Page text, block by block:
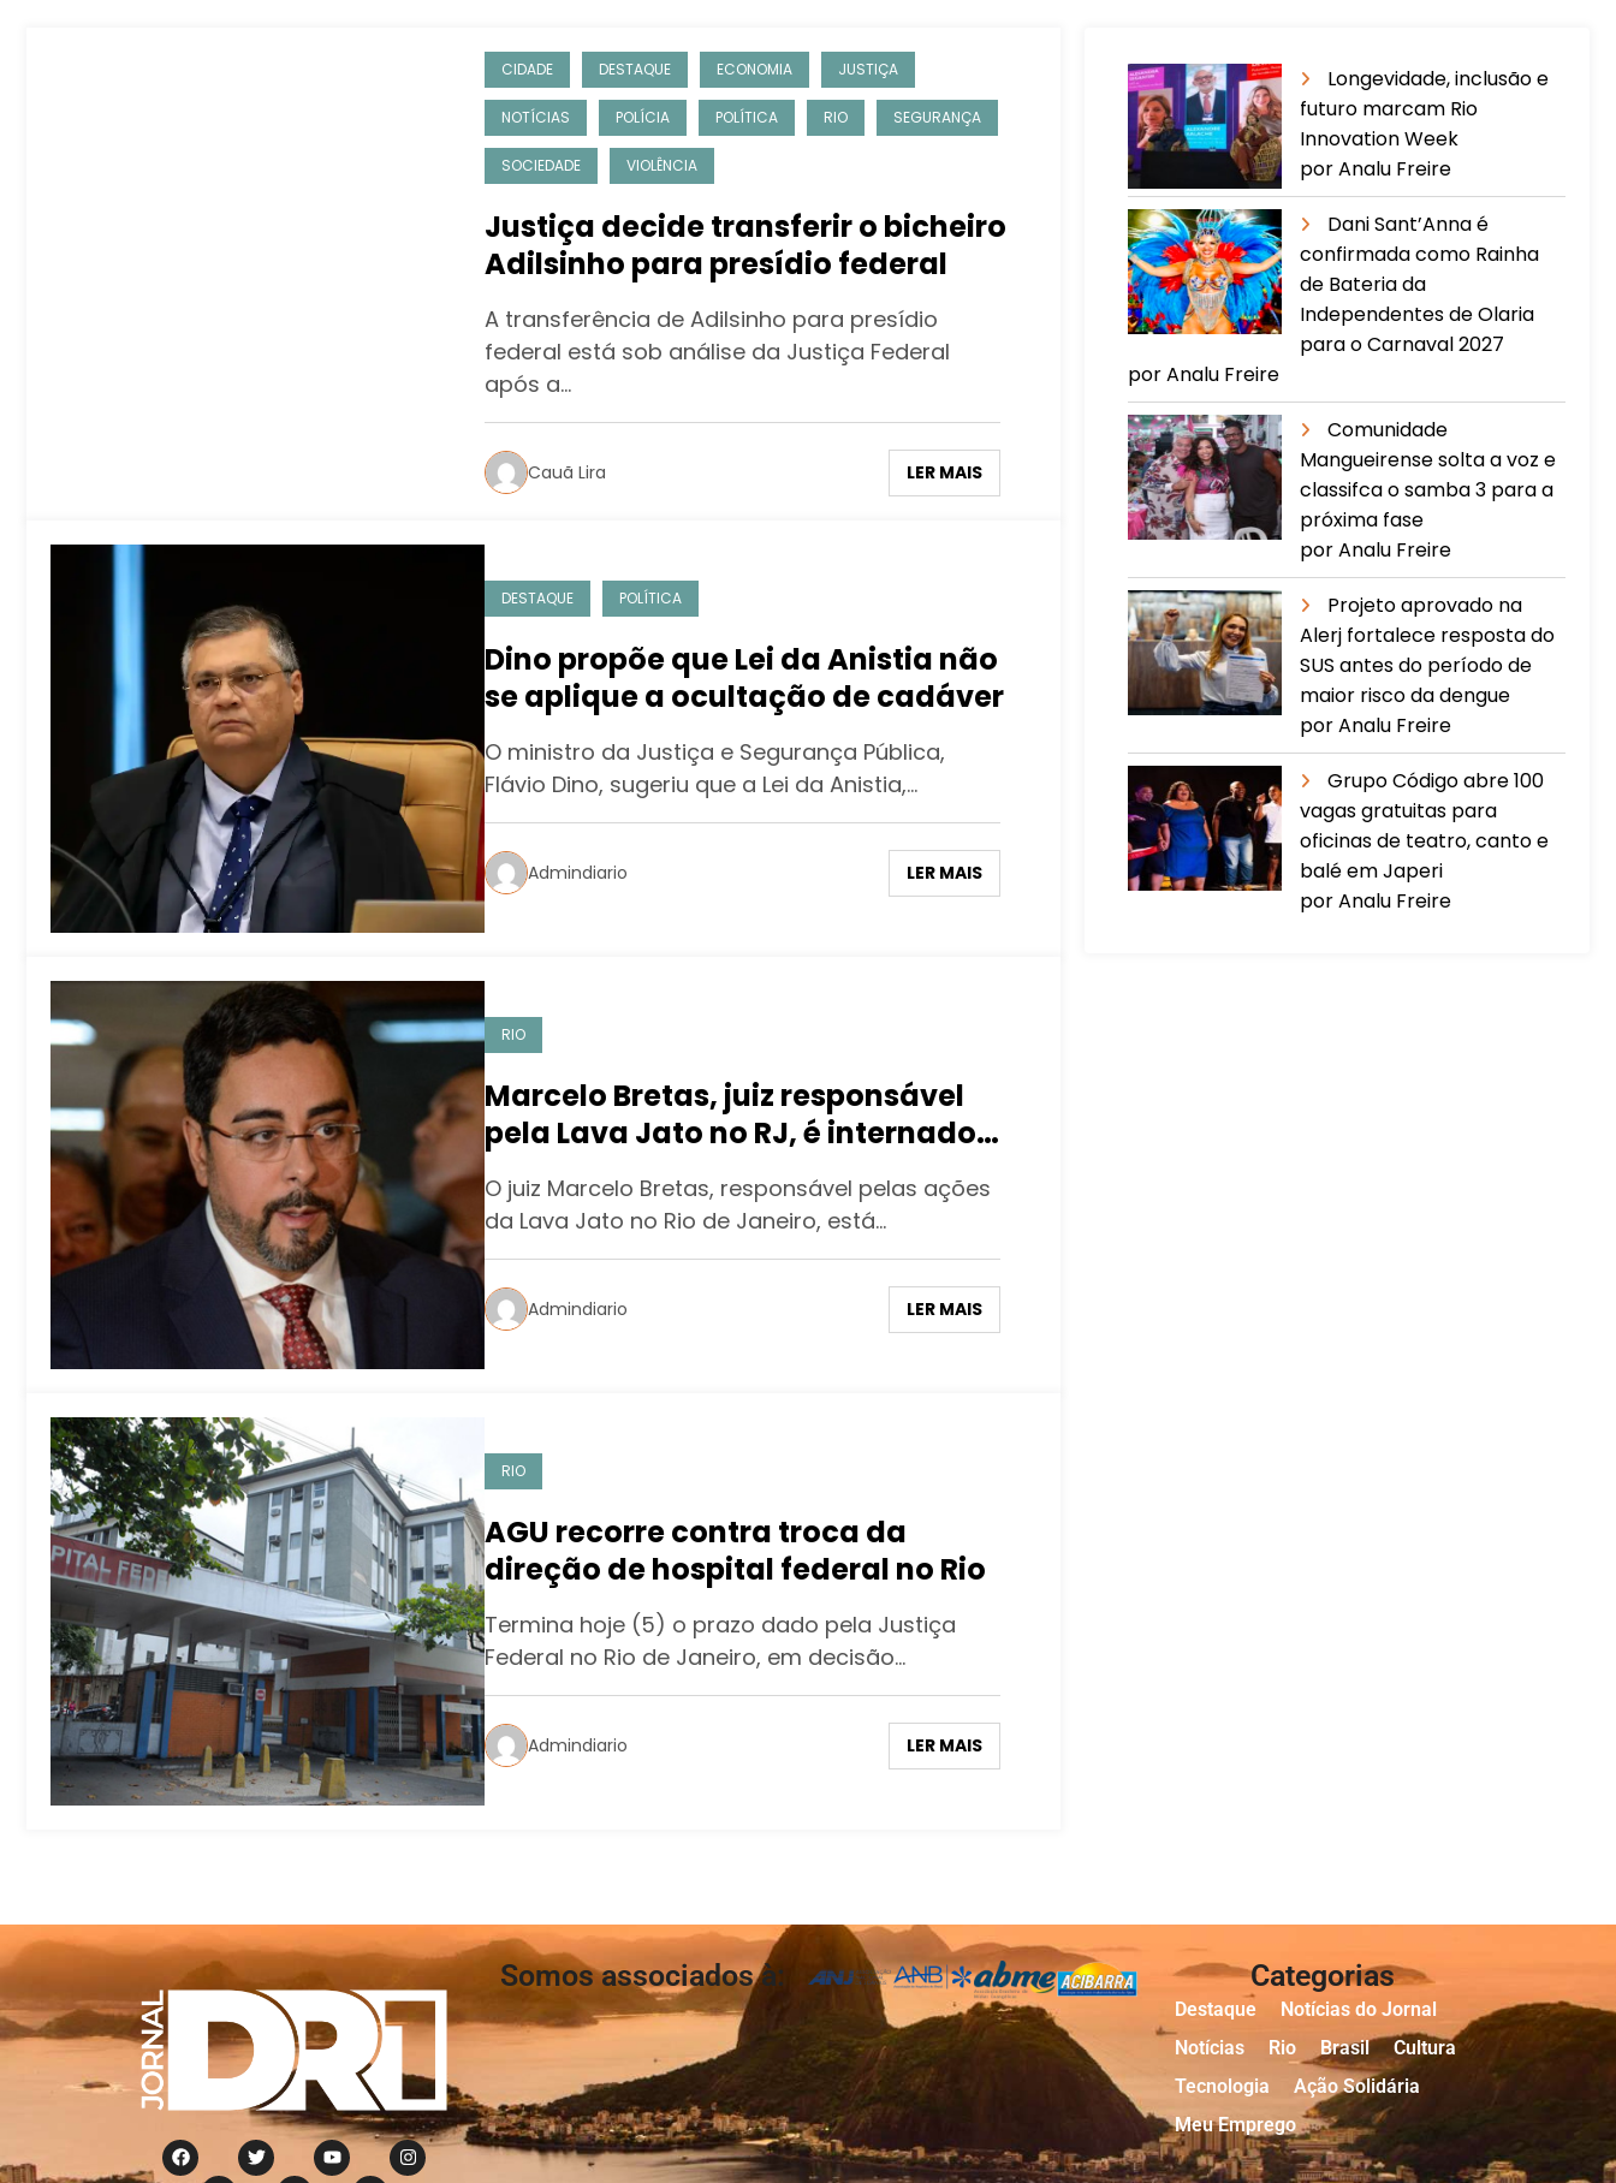
CIDADE DESTAQUE ECONOMIA JUSTIÇA
NOTÍCIAS POLÍCIA POLÍTICA RIO SEGURANÇA
SOCIEDADE VIOLÊNCIA
Justiça decide transferir o bicheiro
Adilsinho para presídio federal
A transferência de Adilsinho para presídio
federal está sob análise da Justiça Federal
após a…
Cauã Lira LER MAIS
DESTAQUE POLÍTICA
Dino propõe que Lei da Anistia não
se aplique a ocultação de cadáver
O ministro da Justiça e Segurança Pública,
Flávio Dino, sugeriu que a Lei da Anistia,…
Admindiario LER MAIS
RIO
Marcelo Bretas, juiz responsável
pela Lava Jato no RJ, é internado
com covid-19
O juiz Marcelo Bretas, responsável pelas ações
da Lava Jato no Rio de Janeiro, está…
Admindiario LER MAIS
RIO
AGU recorre contra troca da
direção de hospital federal no Rio
Termina hoje (5) o prazo dado pela Justiça
Federal no Rio de Janeiro, em decisão…
Admindiario LER MAIS
Longevidade, inclusão e
futuro marcam Rio
Innovation Week
por Analu Freire
Dani Sant’Anna é
confirmada como Rainha
de Bateria da
Independentes de Olaria
para o Carnaval 2027
por Analu Freire
Comunidade
Mangueirense solta a voz e
classifca o samba 3 para a
próxima fase
por Analu Freire
Projeto aprovado na
Alerj fortalece resposta do
SUS antes do período de
maior risco da dengue
por Analu Freire
Grupo Código abre 100
vagas gratuitas para
oficinas de teatro, canto e
balé em Japeri
por Analu Freire
Somos associados à: Categorias
Destaque
Notícias do Jornal
Notícias
Rio Brasil
Cultura
Tecnologia
Ação Solidária
Meu Emprego